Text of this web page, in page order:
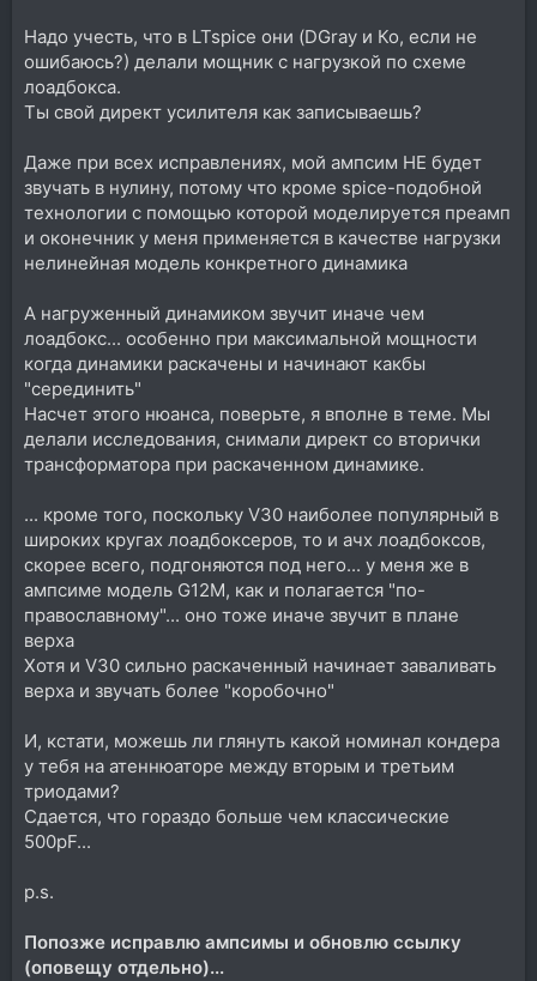
Надо учесть, что в LTspice они (DGray и Ко, если не
ошибаюсь?) делали мощник с нагрузкой по схеме
лоадбокса.
Ты свой директ усилителя как записываешь?
Даже при всех исправлениях, мой ампсим НЕ будет
звучать в нулину, потому что кроме spice-подобной
технологии с помощью которой моделируется преамп
и оконечник у меня применяется в качестве нагрузки
нелинейная модель конкретного динамика
А нагруженный динамиком звучит иначе чем
лоадбокс... особенно при максимальной мощности
когда динамики раскачены и начинают какбы
"серединить"
Насчет этого нюанса, поверьте, я вполне в теме. Мы
делали исследования, снимали директ со вторички
трансформатора при раскаченном динамике.
... кроме того, поскольку V30 наиболее популярный в
широких кругах лоадбоксеров, то и ачх лоадбоксов,
скорее всего, подгоняются под него... у меня же в
ампсиме модель G12M, как и полагается "по-
православному"... оно тоже иначе звучит в плане
верха
Хотя и V30 сильно раскаченный начинает заваливать
верха и звучать более "коробочно"
И, кстати, можешь ли глянуть какой номинал кондера
у тебя на атеннюаторе между вторым и третьим
триодами?
Сдается, что гораздо больше чем классические
500pF...
p.s.
Попозже исправлю ампсимы и обновлю ссылку
(оповещу отдельно)...